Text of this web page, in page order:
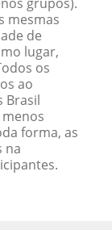
mesmas
de
lugar,
os
ao
Brasil
forma, as
na